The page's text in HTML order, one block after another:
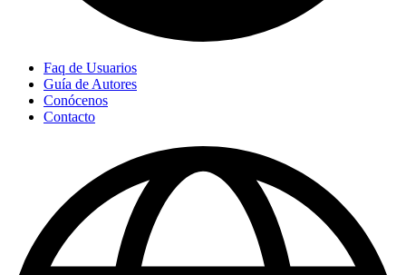
Faq de Usuarios
Guía de Autores
Conócenos
Contacto